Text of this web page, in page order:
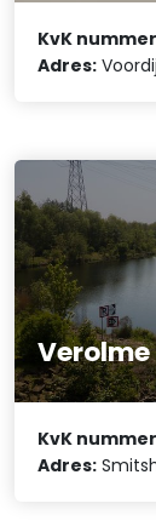
KvK
Adres:
KvK
Adres: